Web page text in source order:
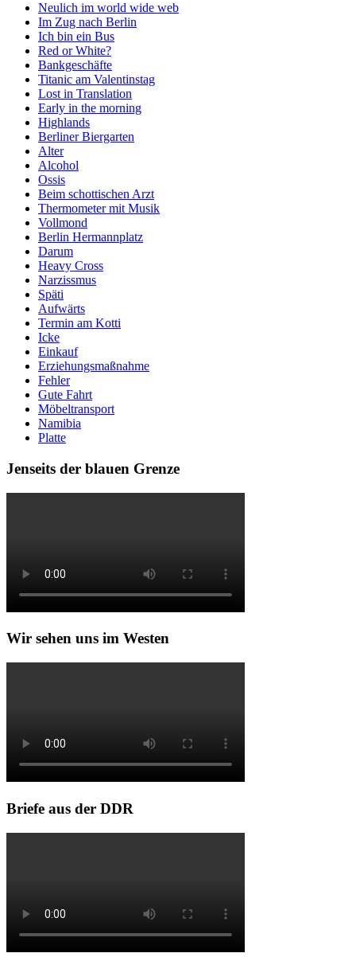
Neulich im world wide web
Im Zug nach Berlin
Ich bin ein Bus
Red or White?
Bankgeschäfte
Titanic am Valentinstag
Lost in Translation
Early in the morning
Highlands
Berliner Biergarten
Alter
Alcohol
Ossis
Beim schottischen Arzt
Thermometer mit Musik
Vollmond
Berlin Hermannplatz
Darum
Heavy Cross
Narzissmus
Späti
Aufwärts
Termin am Kotti
Icke
Einkauf
Erziehungsmaßnahme
Fehler
Gute Fahrt
Möbeltransport
Namibia
Platte
Jenseits der blauen Grenze
Wir sehen uns im Westen
Briefe aus der DDR